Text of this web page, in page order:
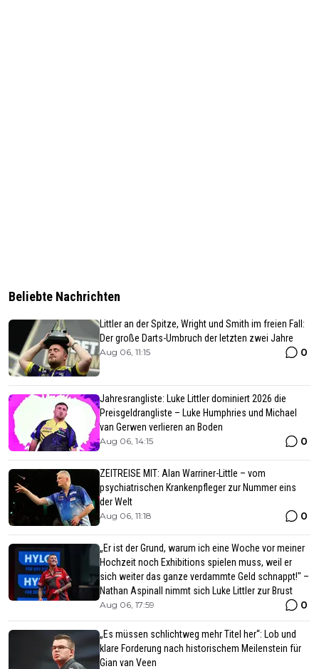
Beliebte Nachrichten
Littler an der Spitze, Wright und Smith im freien Fall:
Der große Darts-Umbruch der letzten zwei Jahre
Aug 06, 11:15 0
Jahresrangliste: Luke Littler dominiert 2026 die
Preisgeldrangliste – Luke Humphries und Michael
van Gerwen verlieren an Boden
Aug 06, 14:15 0
ZEITREISE MIT: Alan Warriner-Little – vom
psychiatrischen Krankenpfleger zur Nummer eins
der Welt
Aug 06, 11:18 0
„Er ist der Grund, warum ich eine Woche vor meiner
Hochzeit noch Exhibitions spielen muss, weil er
sich weiter das ganze verdammte Geld schnappt!" –
Nathan Aspinall nimmt sich Luke Littler zur Brust
Aug 06, 17:59 0
„Es müssen schlichtweg mehr Titel her“: Lob und
klare Forderung nach historischem Meilenstein für
Gian van Veen